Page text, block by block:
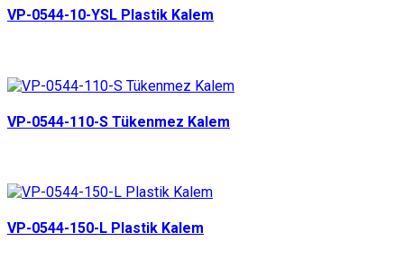
VP-0544-10-YSL Plastik Kalem
VP-0544-110-S Tükenmez Kalem
VP-0544-150-L Plastik Kalem